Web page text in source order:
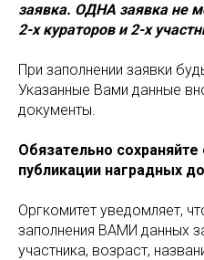
заявка. ОДНА заявка не
2-х кураторов и 2-х
При заполнении заявки
Указанные Вами данные
документы.
Обязательно
публикации наградных
Оргкомитет уведомляет,
заполнения ВАМИ данных
участника, возраст,